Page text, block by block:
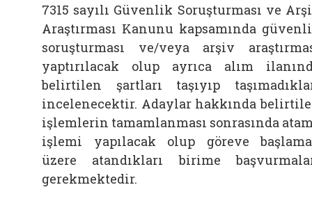
7315 sayılı Güvenlik Soruşturması ve
Araştırması Kanunu kapsamında
soruşturması ve/veya arşiv
yaptırılacak olup ayrıca alım
belirtilen şartları taşıyıp
incelenecektir. Adaylar hakkında
işlemlerin tamamlanması sonrasında
işlemi yapılacak olup göreve
üzere atandıkları birime
gerekmektedir.